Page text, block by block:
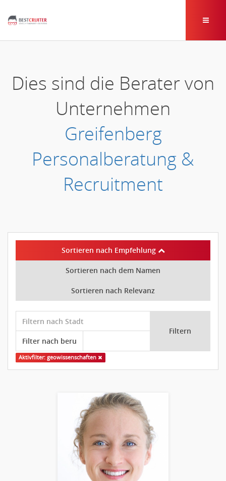
Dies sind die Berater von
Unternehmen
Greifenberg
Personalberatung &
Recruitment
Sortieren nach Empfehlung
Sortieren nach dem Namen
Sortieren nach Relevanz
Filtern
Aktivfilter: geowissenschaften